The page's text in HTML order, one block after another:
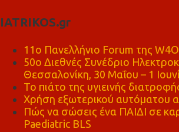
IATRIKOS.gr
11ο Πανελλήνιο Forum της
50ο Διεθνές Συνέδριο
Θεσσαλονίκη, 30 Μαΐου – 1
Το πιάτο της υγιεινής
Χρήση εξωτερικού αυτόματου
Πώς να σώσεις ένα ΠΑΙΔΙ σε
Paediatric BLS